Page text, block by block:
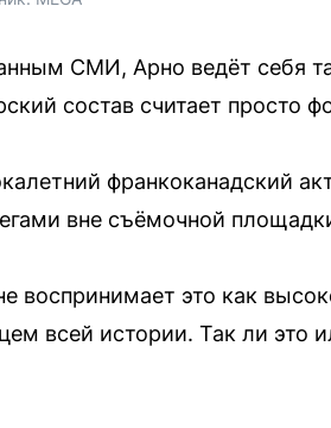
СМИ, Арно ведёт себя
состав считает просто
франкоканадский
вне съёмочной
воспринимает это как
всей истории. Так ли это